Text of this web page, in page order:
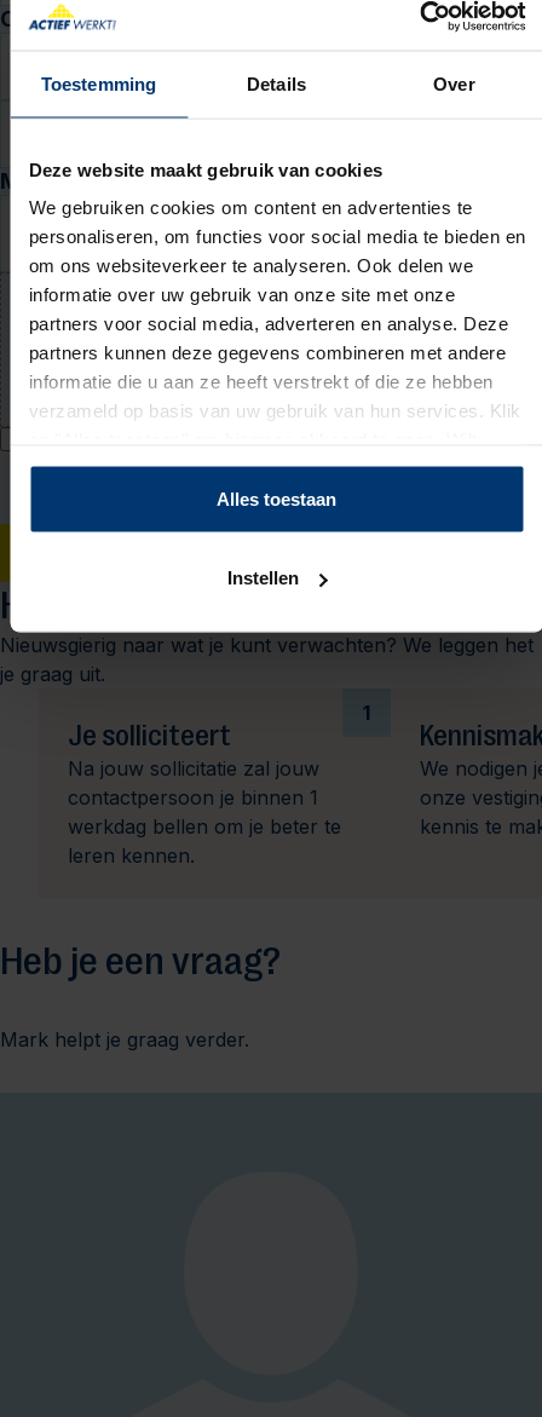
Toestemming Details Over
Deze website maakt gebruik van cookies
We gebruiken cookies om content en advertenties te
personaliseren, om functies voor social media te bieden en
om ons websiteverkeer te analyseren. Ook delen we
informatie over uw gebruik van onze site met onze
partners voor social media, adverteren en analyse. Deze
partners kunnen deze gegevens combineren met andere
informatie die u aan ze heeft verstrekt of die ze hebben
verzameld op basis van uw gebruik van hun services. Klik
liever geen cookies, klik dan op "instellen". Op onze
kunt u meer lezen over onze cookies.
Alles toestaan
Instellen
Contactgegevens
Motivatie en cv
Waarom past deze baan bij jou? (niet verplicht)
Upload jouw cv (niet verplicht)
PDF of Word-document (max. 5 MB)
verwerken voor bemiddeling naar werk en mij hiervoor te benaderen
vestiging. Ik accepteer hetprivacy statement
Het sollicitatieproces
Nieuwsgierig naar wat je kunt verwachten? We leggen het
je graag uit.
1
Je solliciteert
Na jouw sollicitatie zal jouw
contactpersoon je binnen 1
werkdag bellen om je beter te
leren kennen.
We nodigen
onze
kennis te
Heb je een vraag?
Mark helpt je graag verder.